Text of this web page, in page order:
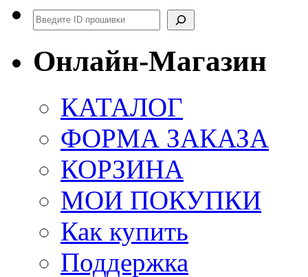
Поиск
Онлайн-Магазин
КАТАЛОГ
ФОРМА ЗАКАЗА
КОРЗИНА
МОИ ПОКУПКИ
Как купить
Поддержка